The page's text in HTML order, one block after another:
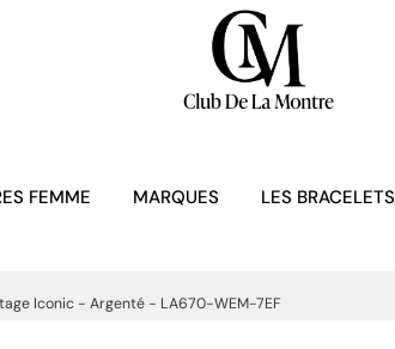
FEMME MARQUES LES BRACELETS
Iconic - Argenté - LA670-WEM-7EF